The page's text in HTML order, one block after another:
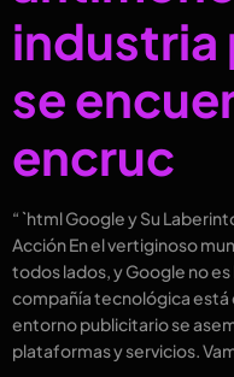
industria
se
encruc
“`html Google y Su
Acción En el vertiginoso
todos lados, y Google no
compañía tecnológica está
entorno publicitario se
plataformas y servicios.